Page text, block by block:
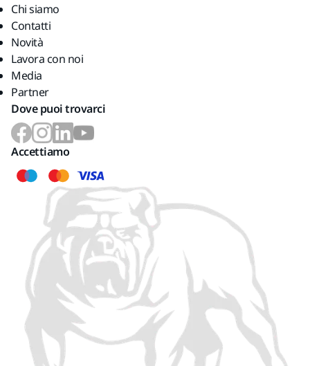
Chi siamo
Contatti
Novità
Lavora con noi
Media
Partner
Dove puoi trovarci
Accettiamo